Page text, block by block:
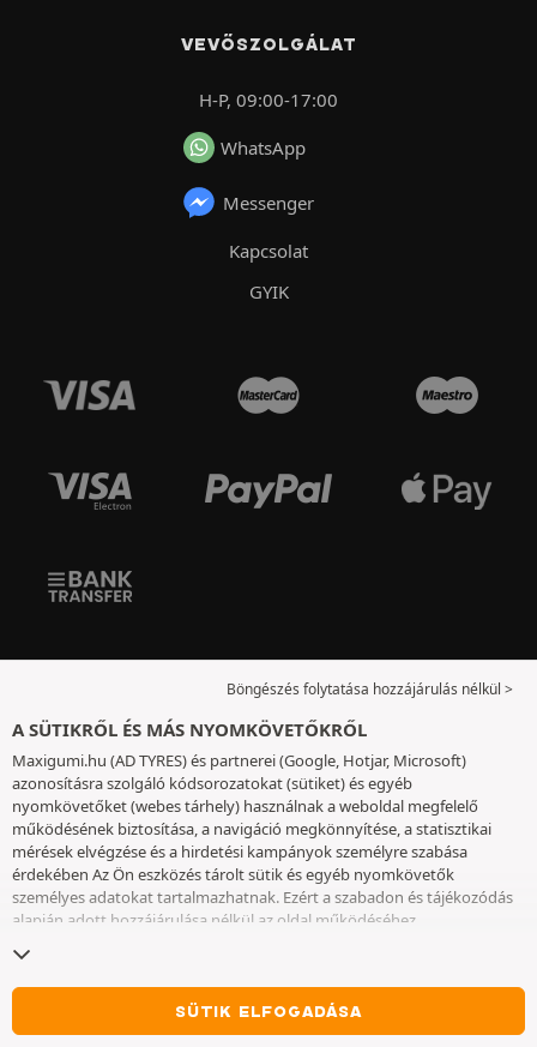
VEVŐSZOLGÁLAT
H-P, 09:00-17:00
WhatsApp
Messenger
Kapcsolat
GYIK
Böngészés folytatása hozzájárulás nélkül >
A SÜTIKRŐL ÉS MÁS NYOMKÖVETŐKRŐL
Maxigumi.hu (AD TYRES) és partnerei (Google, Hotjar, Microsoft)
azonosításra szolgáló kódsorozatokat (sütiket) és egyéb
nyomkövetőket (webes tárhely) használnak a weboldal megfelelő
működésének biztosítása, a navigáció megkönnyítése, a statisztikai
mérések elvégzése és a hirdetési kampányok személyre szabása
érdekében Az Ön eszközés tárolt sütik és egyéb nyomkövetők
személyes adatokat tartalmazhatnak. Ezért a szabadon és tájékozódás
alapján adott hozzájárulása nélkül az oldal működéséhez
nyomkövetőket az eszközén. Az Ön által választott beállításokat 6
hónapig őrizzük meg. A hozzájárulását bármikor visszavonhatja aSütik
és egyéb nyomkövetőkoldalon. Ön dönthet úgy, hogy a böngészést a
sütik vagy más nyomkövetők elhelyezésének elfogadása nélkül
SÜTIK ELFOGADÁSA